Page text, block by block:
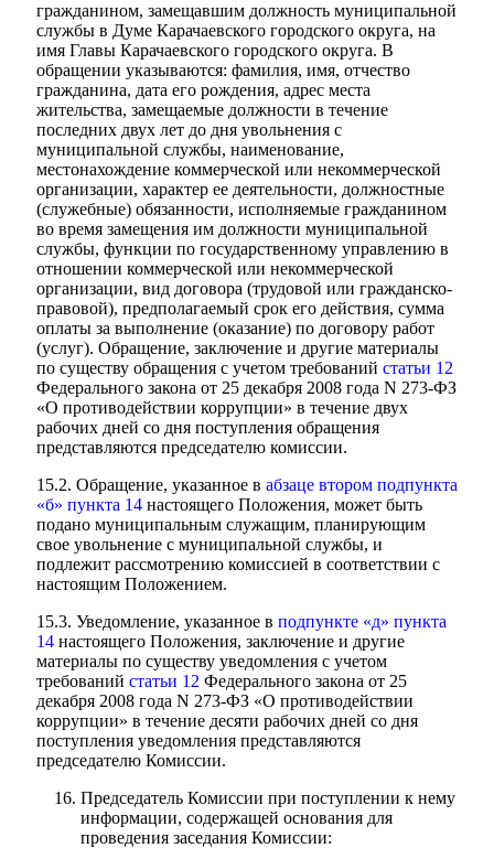
гражданином, замещавшим должность муниципальной
службы в Думе Карачаевского городского округа, на
имя Главы Карачаевского городского округа. В
обращении указываются: фамилия, имя, отчество
гражданина, дата его рождения, адрес места
жительства, замещаемые должности в течение
последних двух лет до дня увольнения с
муниципальной службы, наименование,
местонахождение коммерческой или некоммерческой
организации, характер ее деятельности, должностные
(служебные) обязанности, исполняемые гражданином
во время замещения им должности муниципальной
службы, функции по государственному управлению в
отношении коммерческой или некоммерческой
организации, вид договора (трудовой или гражданско-
правовой), предполагаемый срок его действия, сумма
оплаты за выполнение (оказание) по договору работ
(услуг). Обращение, заключение и другие материалы
по существу обращения с учетом требований статьи 12
Федерального закона от 25 декабря 2008 года N 273-ФЗ
«О противодействии коррупции» в течение двух
рабочих дней со дня поступления обращения
представляются председателю комиссии.
15.2. Обращение, указанное в абзаце втором подпункта
«б» пункта 14 настоящего Положения, может быть
подано муниципальным служащим, планирующим
свое увольнение с муниципальной службы, и
подлежит рассмотрению комиссией в соответствии с
настоящим Положением.
15.3. Уведомление, указанное в подпункте «д» пункта
14 настоящего Положения, заключение и другие
материалы по существу уведомления с учетом
требований статьи 12 Федерального закона от 25
декабря 2008 года N 273-ФЗ «О противодействии
коррупции» в течение десяти рабочих дней со дня
поступления уведомления представляются
председателю Комиссии.
Председатель Комиссии при поступлении к нему
информации, содержащей основания для
проведения заседания Комиссии: